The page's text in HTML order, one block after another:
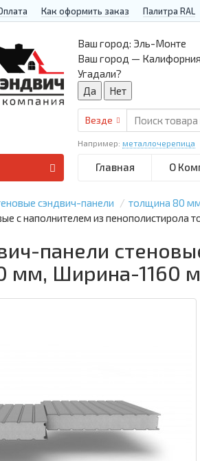
Как оформить заказ Палитра RAL
Ваш город: Эль-Монте
Ваш город — Калифорния
Угадали?
Везде
Например: металлочерепица
Главная О
сэндвич-панели
толщина 80
с наполнителем из
панели
мм, Ширина-1160